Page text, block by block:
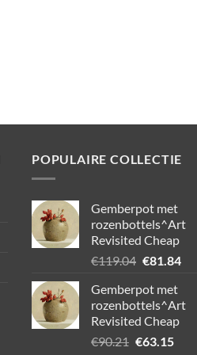
POPULAIRE COLLECTIE
Gemberpot met
rozenbottels^Art
Revisited Cheap
€119.04
was:
€119.04.
€81.84
Gemberpot met
rozenbottels^Art
Revisited Cheap
€90.21 €63.15